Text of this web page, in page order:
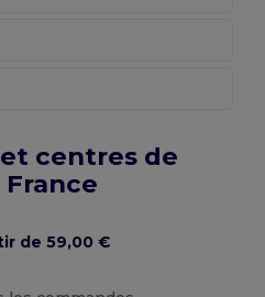
centres de
de 59,00 €